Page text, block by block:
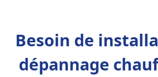
Besoin de
dépannage